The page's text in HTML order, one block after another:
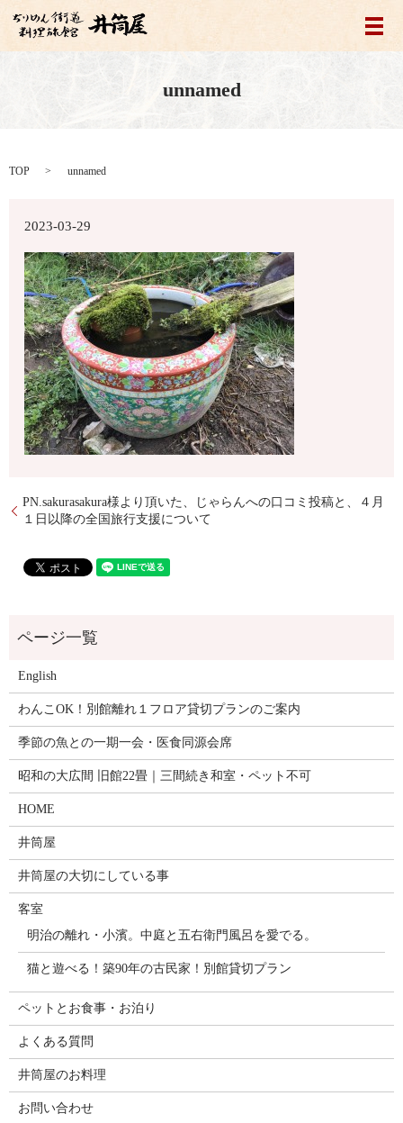
メ
unnamed
TOP unnamed
2023-03-29
PN.sakurasakura様より頂いた、じゃらんへの口コミ投稿と、４月
１日以降の全国旅行支援について
English
わんこOK！別館離れ１フロア貸切プランのご案内
季節の魚との一期一会・医食同源会席
昭和の大広間 旧館22畳｜三間続き和室・ペット不可
HOME
井筒屋
井筒屋の大切にしている事
客室
明治の離れ・小濱。中庭と五右衛門風呂を愛でる。
猫と遊べる！築90年の古民家！別館貸切プラン
ペットとお食事・お泊り
よくある質問
井筒屋のお料理
お問い合わせ